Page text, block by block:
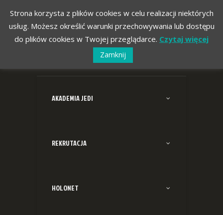
AKADEMIA JEDI
REKRUTACJA
HOLONET
Strona korzysta z plików cookies w celu realizacji niektórych
usług. Możesz określić warunki przechowywania lub dostępu
do plików cookies w Twojej przeglądarce. Czytaj więcej
Zamknij